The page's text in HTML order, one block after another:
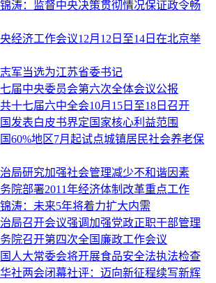
涛：监督中央决策贯彻情况保证政令畅
经济工作会议12月12日至14日在北京举
军当选为江苏省委书记
届中央委员会第六次全体会议公报
十七届六中全会10月15日至18日召开
发表白皮书界定国家核心利益范围
60%地区7月起试点城镇居民社会养老保
局研究加强社会管理减少不和谐因素
院部署2011年经济体制改革重点工作
涛：未来5年将着力扩大内需
局召开会议强调加强党政正职干部管理
院召开第四次全国廉政工作会议
人大常委会将开展食品安全法执法检查
社两会闭幕社评：迈向新征程续写新辉